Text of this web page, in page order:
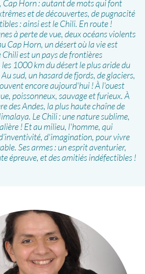
Cap Horn : autant de mots qui font
et de découvertes, de pugnacité
: ainsi est le Chili. En route !
à perte de vue, deux océans violents
Cap Horn, un désert où la vie est
est un pays de frontières
1000 km du désert le plus aride du
sud, un hasard de fjords, de glaciers,
encore aujourd'hui ! À l'ouest
poissonneux, sauvage et furieux. À
des Andes, la plus haute chaîne de
Le Chili : une nature sublime,
! Et au milieu, l'homme, qui
d'imagination, pour vivre
Ses armes : un esprit aventurier,
épreuve, et des amitiés indéfectibles !